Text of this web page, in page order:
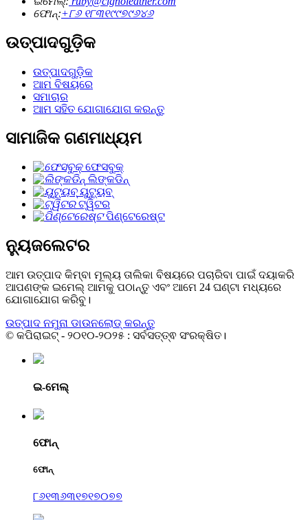
ଫୋନ୍:+୮୬ ୧୮୩୧୯୯୭୯୬୪୬
ଉତ୍ପାଦଗୁଡ଼ିକ
ଉତ୍ପାଦଗୁଡ଼ିକ
ଆମ ବିଷୟରେ
ସମାଚାର
ଆମ ସହିତ ଯୋଗାଯୋଗ କରନ୍ତୁ
ସାମାଜିକ ଗଣମାଧ୍ୟମ
ଫେସବୁକ୍
ଲିଙ୍କଡିନ୍
ୟୁଟ୍ୟୁବ୍
ଟ୍ୱିଟର
ପିଣ୍ଟେରେଷ୍ଟ
ନ୍ୟୁଜଲେଟର
ଆମ ଉତ୍ପାଦ କିମ୍ବା ମୂଲ୍ୟ ତାଲିକା ବିଷୟରେ ପଚାରିବା ପାଇଁ ଦୟାକରି
ଆପଣଙ୍କ ଇମେଲ୍ ଆମକୁ ପଠାନ୍ତୁ ଏବଂ ଆମେ 24 ଘଣ୍ଟା ମଧ୍ୟରେ
ଯୋଗାଯୋଗ କରିବୁ।
ଉତ୍ପାଦ ନମୁନା ଡାଉନଲୋଡ୍ କରନ୍ତୁ
© କପିରାଇଟ୍ - ୨୦୧୦-୨୦୨୫ : ସର୍ବସତ୍ତ୍ଵ ସଂରକ୍ଷିତ।
ଇ-ମେଲ୍
ଫୋନ୍
ଫୋନ୍
୮୬୧୩୬୩୧୭୧୭୦୭୭